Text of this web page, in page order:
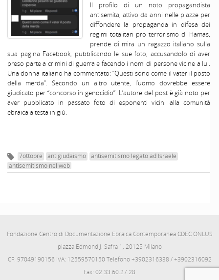
Il profilo di un noto propagandista
antisemita, attivo da anni nelle piazze per
diffondere la propaganda in difesa dei
regimi totalitari pro terrorismo di Hamas,
prende di mira un ragazzo italiano sulla
sua pagina Facebook, pubblicando le sue foto, accusandolo di aver
preso parte a crimini di guerra e facendo i nomi di persone vicine a lui.
Una donna italiano ha commentato: “Questi sono come il vater il posto
della merda”. Secondo un altro utente, l’uomo dovrebbe essere
giudicato per “concorso in genocidio”. L’autore del post è già noto per
aver pubblicato in passato foto di esponenti vicini alla comunità
ebraica a testa in giù.
7ottobre antigiudaismo
antisemitismo legato ad Israele
antisemitismo nel web
Fondazione Centro di Documentazione Ebraica Contemporanea CDEC ONLUS
piazza Edmond J. Safra 1, 20125 Milano
CF: 97049190156 IVA: 12559570150 Telefono +3902316338 / +3902316092
Fax: 02.33.60.27.28